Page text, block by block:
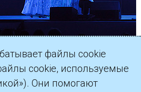
файлы cookie
cookie, используемые
Они помогают